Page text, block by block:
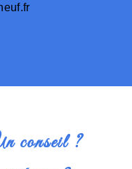
conseil ?